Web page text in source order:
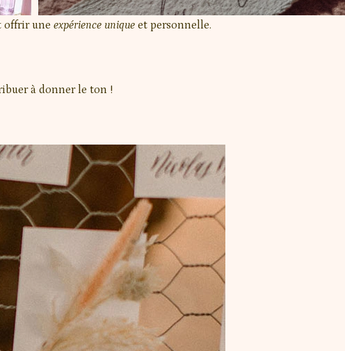
offrir une expérience unique et personnelle.
à donner le ton !